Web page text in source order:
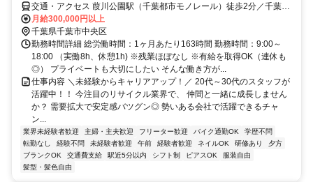
交通・アクセス 葭川公園駅（千葉都市モノレール）徒歩2分／千葉中
央駅（京成千葉線）徒歩6分
月給300,000円以上
千葉県千葉市中央区
勤務時間詳細 総労働時間：1ヶ月あたり163時間 勤務時間：9:00～
18:00 （実働8h、休憩1h) ※残業ほぼなし ※有給を取得OK（連休も
◎） プライベートも大切にしたい そんな働き方が...
仕事内容 ＼未経験からキャリアアップ！／ 20代～30代のスタッフが
活躍中！！ 今注目のリサイクル業界で、 仲間と一緒に成長しません
か？ 需要拡大で安定感バツグン◎ 勢いある会社で活躍できるチャ
ン...
業界未経験者歓迎 主婦・主夫歓迎 フリーター歓迎 バイク通勤OK
学歴不問
転勤なし
経験不問 未経験者歓迎 午前 経験者歓迎 ネイルOK 研修あり
夕方
ブランクOK
交通費支給 駅近5分以内 シフト制 ピアスOK
服装自由
髪型・髪色自由